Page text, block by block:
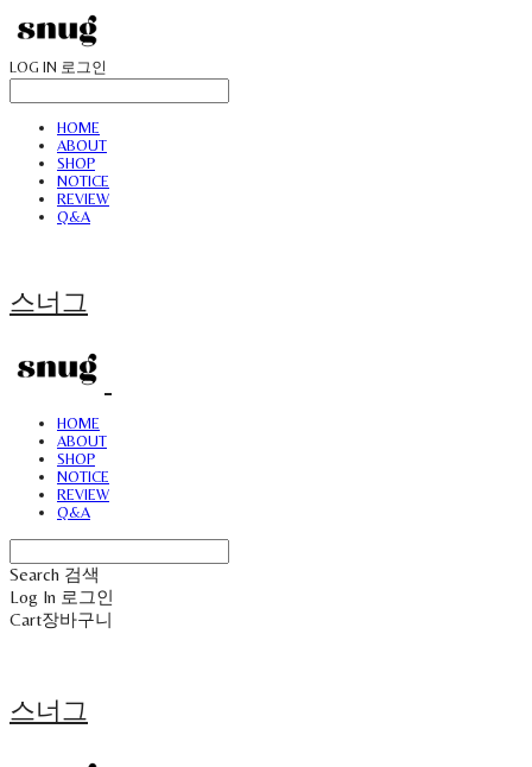
LOG IN 로그인
HOME
ABOUT
SHOP
NOTICE
REVIEW
Q&A
스너그
HOME
ABOUT
SHOP
NOTICE
REVIEW
Q&A
Search 검색
Log In 로그인
Cart장바구니
스너그